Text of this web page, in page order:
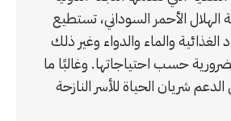
الأحمر السوداني، تستطيع
الغذائية والماء والدواء وغير ذلك
حسب احتياجاتها. وغالبًا ما
شريان الحياة للأسر النازحة